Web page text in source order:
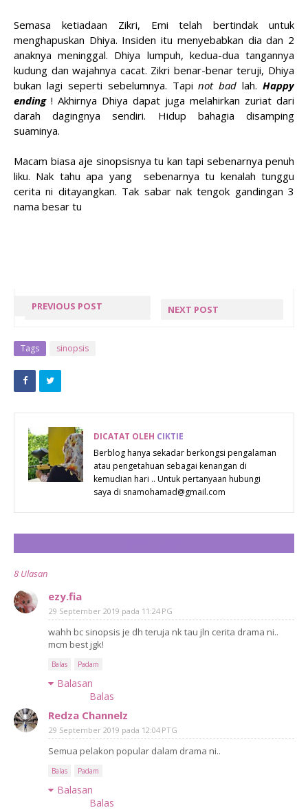
Semasa ketiadaan Zikri, Emi telah bertindak untuk
menghapuskan Dhiya. Insiden itu menyebabkan dia dan 2
anaknya meninggal. Dhiya lumpuh, kedua-dua tangannya
kudung dan wajahnya cacat. Zikri benar-benar teruji, Dhiya
bukan lagi seperti sebelumnya. Tapinot bad lah. Happy
ending! Akhirnya Dhiya dapat juga melahirkan zuriat dari
darah dagingnya sendiri. Hidup bahagia disamping
suaminya.
Macam biasa aje sinopsisnya tu kan tapi sebenarnya penuh
liku. Nak tahu apa yang sebenarnya tu kenalah tunggu
cerita ni ditayangkan. Tak sabar nak tengok gandingan 3
nama besar tu
PREVIOUS POST
SPECIAL
BANDUNG
CINCAU !
NEXT POST
ANAK KECIL
ATAUPUN
BABY
Tags sinopsis
DICATAT OLEH CIKTIE
Berblog hanya sekadar berkongsi pengalaman
atau pengetahuan sebagai kenangan di
kemudian hari .. Untuk pertanyaan hubungi
saya di snamohamad@gmail.com
8 Ulasan
ezy.fia
29 September 2019 pada 11:24 PG
wahh bc sinopsis je dh teruja nk tau jln cerita drama ni..
mcm best jgk!
Balas Padam
Balasan
Balas
Redza Channelz
29 September 2019 pada 12:04 PTG
Semua pelakon popular dalam drama ni..
Balas Padam
Balasan
Balas